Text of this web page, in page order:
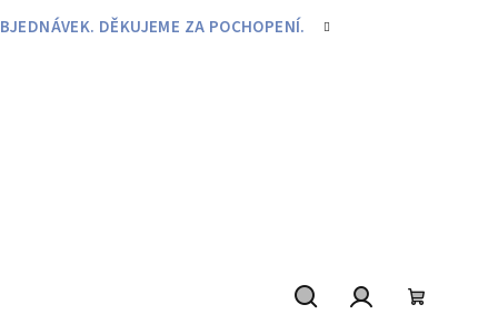
DĚKUJEME ZA POCHOPENÍ.